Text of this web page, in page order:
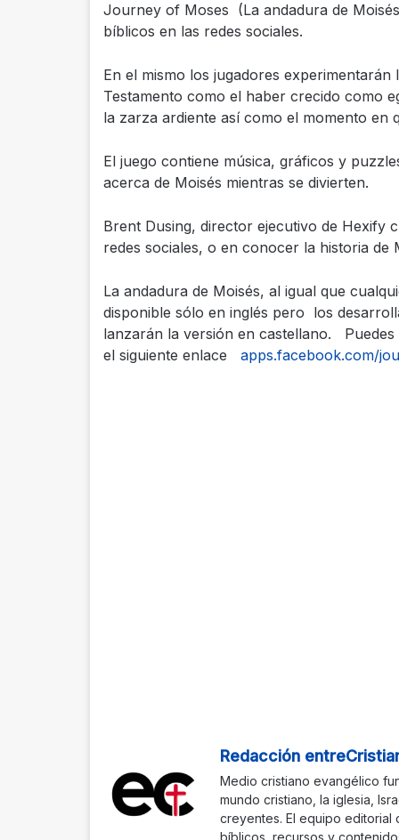
Journey of Moses (La andadura de
bíblicos en las redes sociales.
En el mismo los jugadores
Testamento como el haber crecido como
la zarza ardiente así como el momento en
El juego contiene música, gráficos y
acerca de Moisés mientras se divierten.
Brent Dusing, director ejecutivo de Hexify
redes sociales, o en conocer la historia de
La andadura de Moisés, al igual que
disponible sólo en inglés pero los
lanzarán la versión en castellano.
el siguiente enlace apps.facebook.com/
Redacción
Medio cristiano evangélico
mundo cristiano, la iglesia,
creyentes. El equipo editorial